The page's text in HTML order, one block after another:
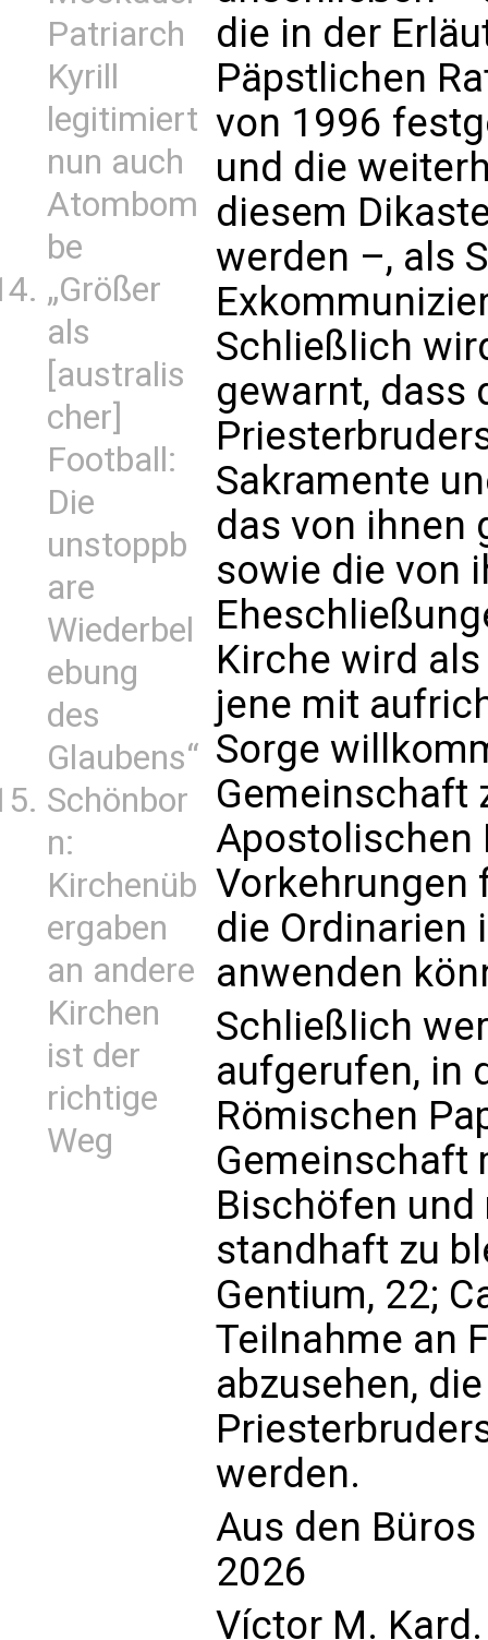
Patriarch
Kyrill
legitimiert
nun auch
Atombom
be
„Größer
als
[australis
cher]
Football:
Die
unstoppb
are
Wiederbel
ebung
des
Glaubens“
Schönbor
n:
Kirchenüb
ergaben
an andere
Kirchen
ist der
richtige
Weg
die in der
Päpstlichen
von 1996
und die
diesem
werden –, als
Schließlich
gewarnt, dass
Sakramente
das von ihnen
sowie die von
Kirche wird
jene mit
Sorge
Gemeinschaft
Apostolischen
Vorkehrungen
die Ordinarien
anwenden
Schließlich
aufgerufen, in
Römischen
Gemeinschaft
Bischöfen
standhaft zu
Gentium, 22;
Teilnahme an
abzusehen,
werden.
Aus den
2026
Víctor M.